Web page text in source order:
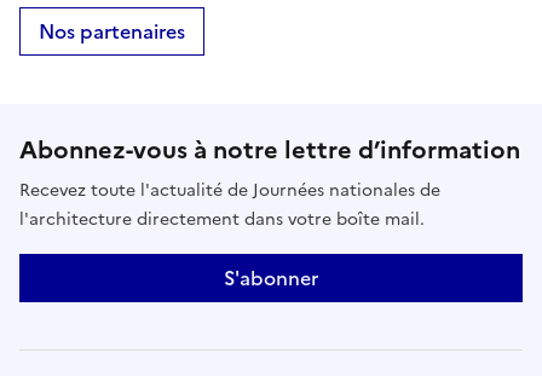
Nos partenaires
Abonnez-vous à notre lettre d’information
Recevez toute l'actualité de Journées nationales de
l'architecture directement dans votre boîte mail.
S'abonner